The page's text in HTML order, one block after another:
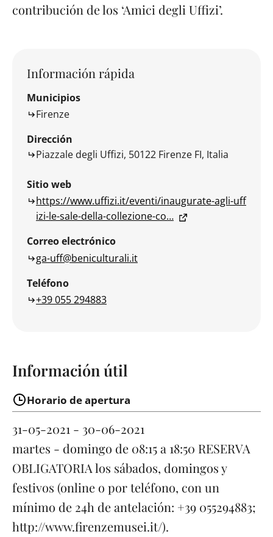
contribución de los ‘Amici degli Uffizi’.
Información rápida
Municipios
Firenze
Dirección
Piazzale degli Uffizi, 50122 Firenze FI, Italia
Sitio web
https://www.uffizi.it/eventi/inaugurate-agli-uff
izi-le-sale-della-collezione-co…
Correo electrónico
ga-uff@beniculturali.it
Teléfono
+39 055 294883
Información útil
Horario de apertura
31-05-2021 - 30-06-2021
martes - domingo de 08:15 a 18:50 RESERVA
OBLIGATORIA los sábados, domingos y
festivos (online o por teléfono, con un
mínimo de 24h de antelación: +39 055294883;
http://www.firenzemusei.it/).